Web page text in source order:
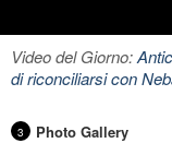
Video del Giorno:
di riconciliarsi con
3 Photo Gallery